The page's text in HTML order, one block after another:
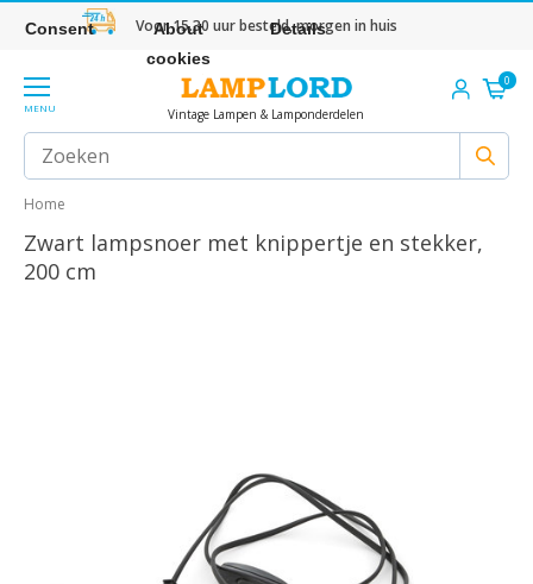
Voor 15.30 uur besteld, morgen in huis
MENU Vintage Lampen & Lamponderdelen
0
Home
Zwart lampsnoer met knippertje en stekker,
200 cm
Consent
About
cookies
Details